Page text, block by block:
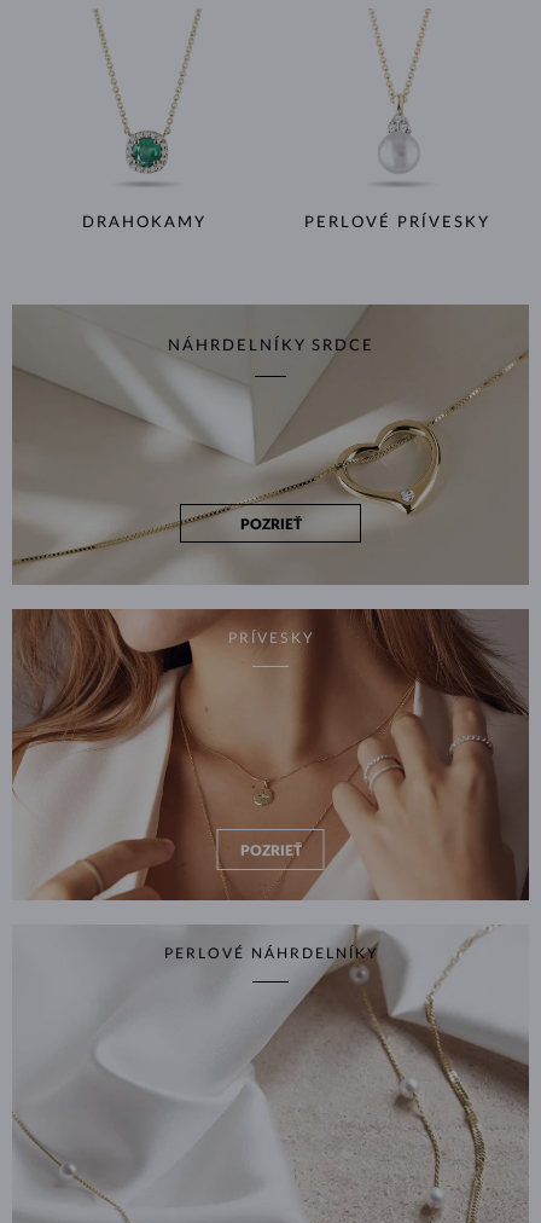
DRAHOKAMY PERLOVÉ PRÍVESKY
NÁHRDELNÍKY SRDCE
POZRIEŤ
PRÍVESKY
POZRIEŤ
PERLOVÉ NÁHRDELNÍKY